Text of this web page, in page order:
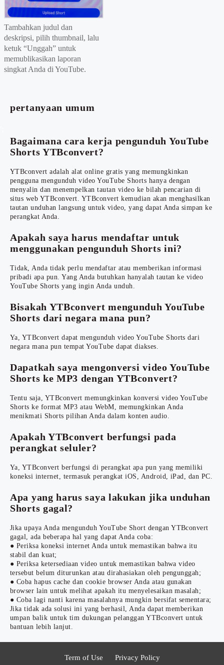
Tambahkan judul dan
deskripsi, pilih thumbnail, lalu
ketuk “Unggah” untuk
memublikasikan laporan
singkat Anda di YouTube.
pertanyaan umum
Bagaimana cara kerja pengunduh YouTube
Shorts YTBconvert?
YTBconvert adalah alat online gratis yang memungkinkan
pengguna mengunduh video YouTube Shorts hanya dengan
menyalin dan menempelkan tautan video ke bilah pencarian di
situs web YTBconvert. YTBconvert kemudian akan menghasilkan
tautan unduhan langsung untuk video, yang dapat Anda simpan ke
perangkat Anda.
Apakah saya harus mendaftar untuk
menggunakan pengunduh Shorts ini?
Tidak, Anda tidak perlu mendaftar atau memberikan informasi
pribadi apa pun. Yang Anda butuhkan hanyalah tautan ke video
YouTube Shorts yang ingin Anda unduh.
Bisakah YTBconvert mengunduh YouTube
Shorts dari negara mana pun?
Ya, YTBconvert dapat mengunduh video YouTube Shorts dari
negara mana pun tempat YouTube dapat diakses.
Dapatkah saya mengonversi video YouTube
Shorts ke MP3 dengan YTBconvert?
Tentu saja, YTBconvert memungkinkan konversi video YouTube
Shorts ke format MP3 atau WebM, memungkinkan Anda
menikmati Shorts pilihan Anda dalam konten audio.
Apakah YTBconvert berfungsi pada
perangkat seluler?
Ya, YTBconvert berfungsi di perangkat apa pun yang memiliki
koneksi internet, termasuk perangkat iOS, Android, iPad, dan PC.
Apa yang harus saya lakukan jika unduhan
Shorts gagal?
Jika upaya Anda mengunduh YouTube Short dengan YTBconvert
gagal, ada beberapa hal yang dapat Anda coba:
● Periksa koneksi internet Anda untuk memastikan bahwa itu
stabil dan kuat;
● Periksa ketersediaan video untuk memastikan bahwa video
tersebut belum diturunkan atau dirahasiakan oleh pengunggah;
● Coba hapus cache dan cookie browser Anda atau gunakan
browser lain untuk melihat apakah itu menyelesaikan masalah;
● Coba lagi nanti karena masalahnya mungkin bersifat sementara;
Jika tidak ada solusi ini yang berhasil, Anda dapat memberikan
umpan balik untuk tim dukungan pelanggan YTBconvert untuk
bantuan lebih lanjut.
Term of Use Privacy Policy